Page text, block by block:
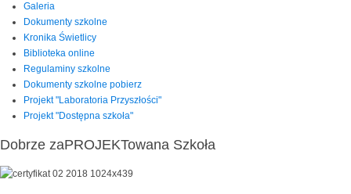
Galeria
Dokumenty szkolne
Kronika Świetlicy
Biblioteka online
Regulaminy szkolne
Dokumenty szkolne pobierz
Projekt "Laboratoria Przyszłości"
Projekt "Dostępna szkoła"
Dobrze zaPROJEKTowana Szkoła